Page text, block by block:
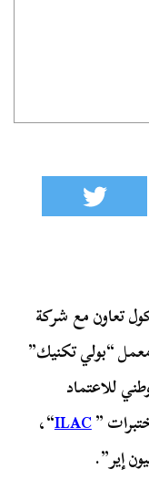
تعاون مع شركة
معمل “بولي تكنيك”
للاعتماد
ILAC“،
إير”.